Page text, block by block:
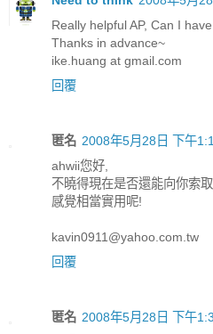
Really helpful AP, Can I
Thanks in advance~
ike.huang at gmail.com
回覆
匿名 2008年5月28日 下午
ahwii您好,
不曉得現在是否還能向你索
感覺相當實用呢!
kavin0911@yahoo.com.tw
回覆
匿名 2008年5月28日 下午